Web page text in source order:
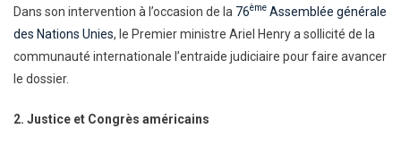
Dans son intervention à l’occasion de la 76ème Assemblée générale
des Nations Unies, le Premier ministre Ariel Henry a sollicité de la
communauté internationale l’entraide judiciaire pour faire avancer
le dossier.
2. Justice et Congrès américains